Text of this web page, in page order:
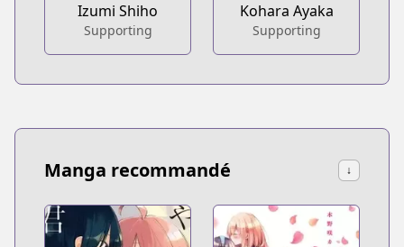
Izumi Shiho
Supporting
Kohara Ayaka
Supporting
Manga recommandé ↓